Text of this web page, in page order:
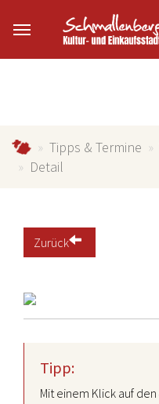
schmallenberg-direkt.de
Tipps & Termine
Detail
Zurück
Tipp:
Mit einem Klick auf den